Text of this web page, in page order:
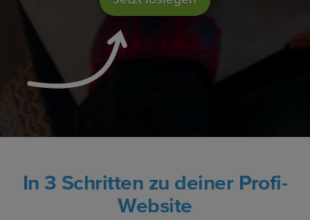
In 3 Schritten zu deiner Profi-
Website